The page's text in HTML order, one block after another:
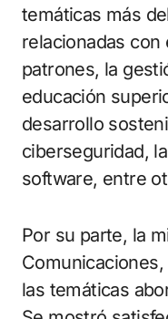
temáticas más
relacionadas
patrones, la
educación
desarrollo
ciberseguridad,
software, entre
Por su parte, la
las temáticas